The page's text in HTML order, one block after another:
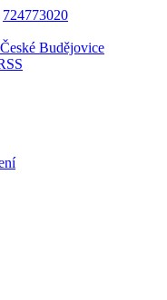
724773020
Budějovice